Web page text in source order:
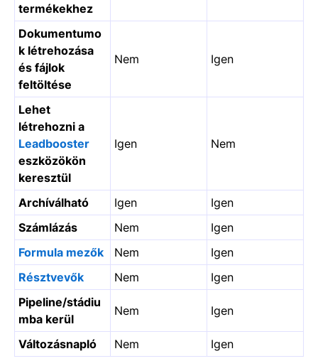
termékekhez
Dokumentumo
k létrehozása
és fájlok
feltöltése
Nem Igen
Lehet
létrehozni a
Leadbooster
eszközökön
keresztül
Igen Nem
Archíválható Igen
Igen
Számlázás
Nem
Igen
Formula mezők
Nem
Igen
Résztvevők
Nem
Igen
Pipeline/stádiu
mba kerül
Nem Igen
Változásnapló Nem Igen